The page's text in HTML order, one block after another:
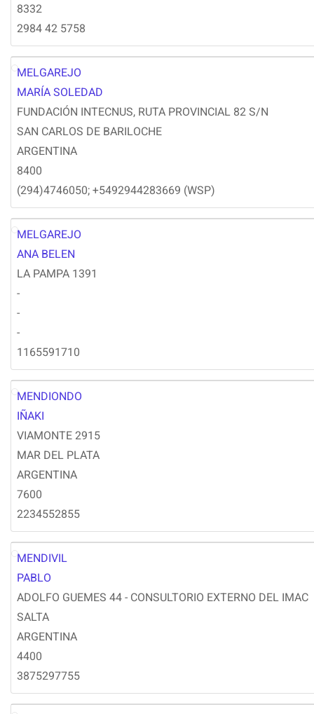
8332
‭2984 42 5758‬
MM
MELGAREJO
MARÍA SOLEDAD
FUNDACIÓN INTECNUS, RUTA PROVINCIAL 82 S/N
SAN CARLOS DE BARILOCHE
ARGENTINA
8400
(294)4746050; +5492944283669 (WSP)
AM
MELGAREJO
ANA BELEN
LA PAMPA 1391
-
-
-
1165591710
IM
MENDIONDO
IÑAKI
VIAMONTE 2915
MAR DEL PLATA
ARGENTINA
7600
2234552855
PM
MENDIVIL
PABLO
ADOLFO GUEMES 44 - CONSULTORIO EXTERNO DEL IMAC
SALTA
ARGENTINA
4400
3875297755